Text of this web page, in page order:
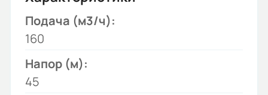
Подача (м3/ч):
160
Напор (м):
45